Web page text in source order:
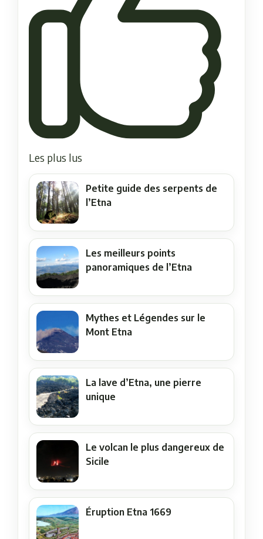
Les plus lus
Petite guide des serpents de
l’Etna
Les meilleurs points
panoramiques de l’Etna
Mythes et Légendes sur le
Mont Etna
La lave d’Etna, une pierre
unique
Le volcan le plus dangereux de
Sicile
Éruption Etna 1669